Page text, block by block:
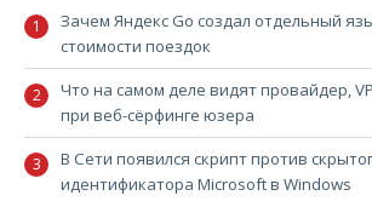
Зачем Яндекс Go создал отдельный
стоимости поездок
Что на самом деле видят провайдер,
при веб-сёрфинге юзера
В Сети появился скрипт против
идентификатора Microsoft в Windows